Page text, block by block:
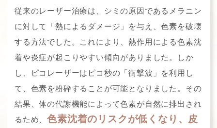
従来のレーザー治療は、シミの原因であるメラニン
に対して「熱によるダメージ」を与え、色素を破壊
する方法でした。これにより、熱作用による色素沈
着や炎症が起こりやすい傾向がありました。しか
し、ピコレーザーはピコ秒の「衝撃波」を利用し
て、色素を粉砕することが可能となりました。その
結果、体の代謝機能によって色素が自然に排出され
るため、色素沈着のリスクが低くなり、皮